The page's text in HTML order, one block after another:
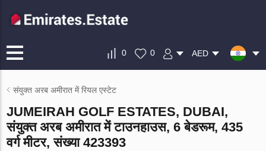
0 0 AED
संयुक्त अरब अमीरात में रियल एस्टेट
JUMEIRAH GOLF ESTATES, DUBAI,
संयुक्त अरब अमीरात में टाउनहाउस, 6 बेडरूम, 435
वर्ग मीटर, संख्या 423393